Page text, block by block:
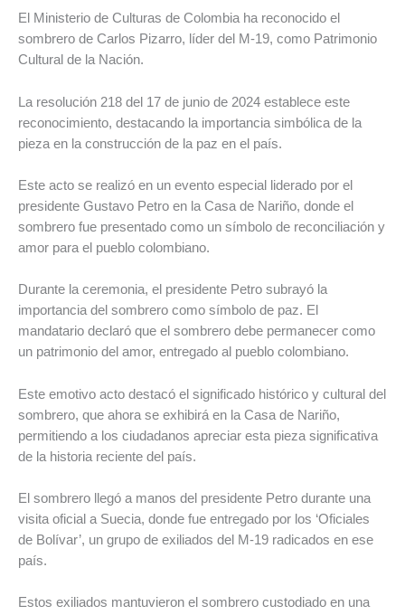
El Ministerio de Culturas de Colombia ha reconocido el
sombrero de Carlos Pizarro, líder del M-19, como Patrimonio
Cultural de la Nación.
La resolución 218 del 17 de junio de 2024 establece este
reconocimiento, destacando la importancia simbólica de la
pieza en la construcción de la paz en el país.
Este acto se realizó en un evento especial liderado por el
presidente Gustavo Petro en la Casa de Nariño, donde el
sombrero fue presentado como un símbolo de reconciliación y
amor para el pueblo colombiano.
Durante la ceremonia, el presidente Petro subrayó la
importancia del sombrero como símbolo de paz. El
mandatario declaró que el sombrero debe permanecer como
un patrimonio del amor, entregado al pueblo colombiano.
Este emotivo acto destacó el significado histórico y cultural del
sombrero, que ahora se exhibirá en la Casa de Nariño,
permitiendo a los ciudadanos apreciar esta pieza significativa
de la historia reciente del país.
El sombrero llegó a manos del presidente Petro durante una
visita oficial a Suecia, donde fue entregado por los ‘Oficiales
de Bolívar’, un grupo de exiliados del M-19 radicados en ese
país.
Estos exiliados mantuvieron el sombrero custodiado en una